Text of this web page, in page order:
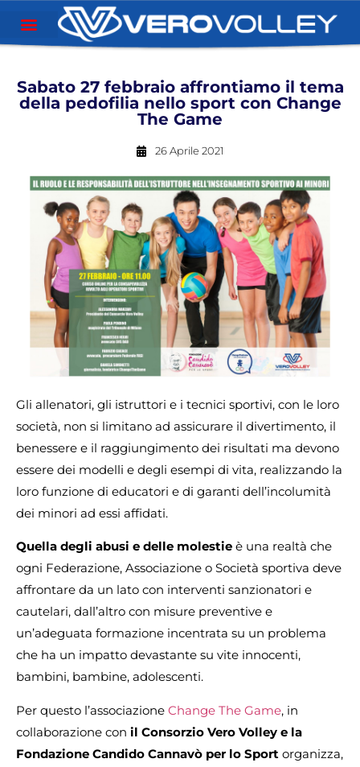
Sabato 27 febbraio affrontiamo il tema
della pedofilia nello sport con Change
The Game
26 Aprile 2021
Gli allenatori, gli istruttori e i tecnici sportivi, con le loro
società, non si limitano ad assicurare il divertimento, il
benessere e il raggiungimento dei risultati ma devono
essere dei modelli e degli esempi di vita, realizzando la
loro funzione di educatori e di garanti dell’incolumità
dei minori ad essi affidati.
Quella degli abusi e delle molestie è una realtà che
ogni Federazione, Associazione o Società sportiva deve
affrontare da un lato con interventi sanzionatori e
cautelari, dall’altro con misure preventive e
un’adeguata formazione incentrata su un problema
che ha un impatto devastante su vite innocenti,
bambini, bambine, adolescenti.
Per questo l’associazione Change The Game, in
collaborazione con il Consorzio Vero Volley e la
Fondazione Candido Cannavò per lo Sport organizza,